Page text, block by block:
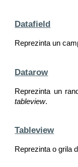
Datafield
Reprezinta un
Datarow
Reprezinta un
tableview.
Tableview
Reprezinta o grila